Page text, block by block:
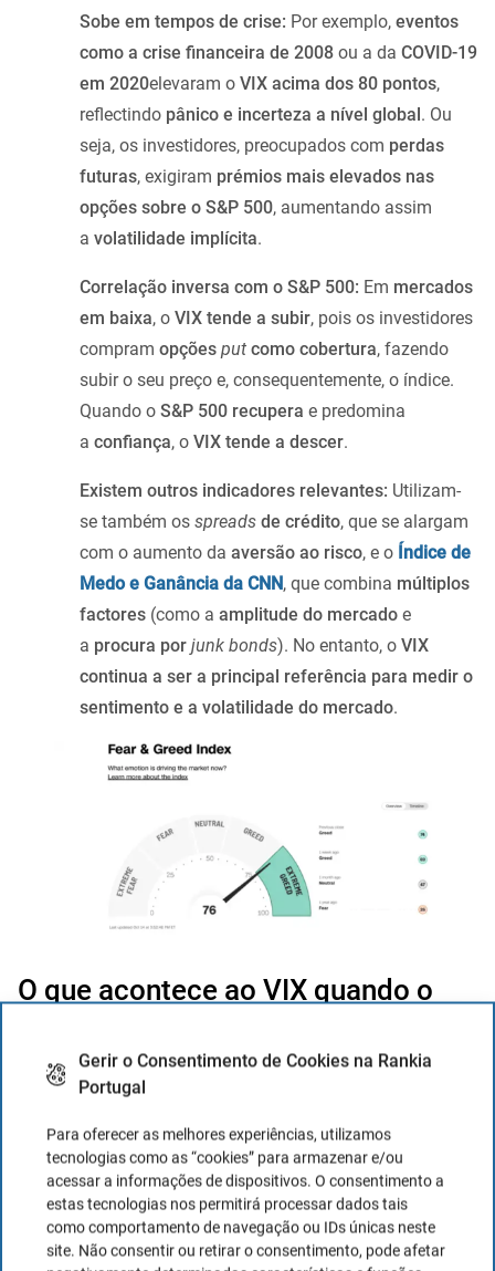
Gerir o Consentimento de Cookies na Rankia
Portugal
Para oferecer as melhores experiências, utilizamos
tecnologias como as “cookies” para armazenar e/ou
acessar a informações de dispositivos. O consentimento a
estas tecnologias nos permitirá processar dados tais
como comportamento de navegação ou IDs únicas neste
site. Não consentir ou retirar o consentimento, pode afetar
Sobe em tempos de crise: Por exemplo, eventos
como a crise financeira de 2008 ou a da COVID-19
em 2020elevaram o VIX acima dos 80 pontos,
reflectindo pânico e incerteza a nível global . Ou
seja, os investidores, preocupados com perdas
futuras, exigiram prémios mais elevados nas
opções sobre o S&P 500, aumentando assim
a volatilidade implícita.
Correlação inversa com o S&P 500: Em mercados
em baixa, o VIX tende a subir, pois os investidores
compram opções put como cobertura, fazendo
subir o seu preço e, consequentemente, o índice.
Quando o S&P 500 recupera e predomina
a confiança, o VIX tende a descer.
Existem outros indicadores relevantes: Utilizam-
se também os spreads de crédito, que se alargam
com o aumento da aversão ao risco, e o Índice de
Medo e Ganância da CNN, que combina múltiplos
factores (como a amplitude do mercado e
a procura por junk bonds). No entanto, o VIX
continua a ser a principal referência para medir o
sentimento e a volatilidade do mercado.
O que acontece ao VIX quando o
Quando oS&P 500
opções put, o que faz subir osprémios e avolatilidade
implícita. Um exemplo claro ocorreu em março de 2020
durante acrise da COVID-19, quando aforte queda do
mercadofez com que oVIX ultrapassasse os 80 pontos